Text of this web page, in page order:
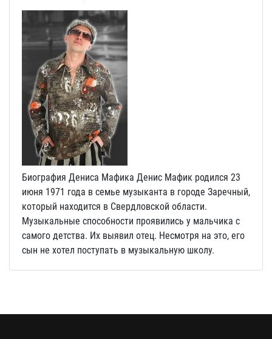
Биография Дениса Мафика Денис Мафик родился 23
июня 1971 года в семье музыканта в городе Заречный,
который находится в Свердловской области.
Музыкальные способности проявились у мальчика с
самого детства. Их выявил отец. Несмотря на это, его
сын не хотел поступать в музыкальную школу.